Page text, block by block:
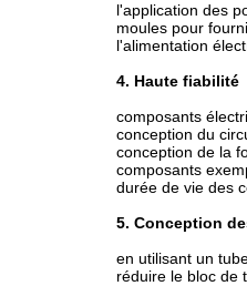
l'application des
moules pour
l'alimentation
4. Haute fiabilité
composants
conception du
conception de la
composants
durée de vie des
5. Conception
en utilisant un
réduire le bloc de